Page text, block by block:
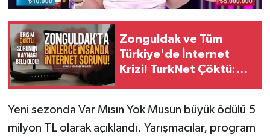
Zonguldak ve Tüm
Türkiye'de İnternet
Krizi! TurkNet Çöktü:
Yeni sezonda Var Mısın Yok Musun büyük ödülü 5
milyon TL olarak açıklandı. Yarışmacılar, program